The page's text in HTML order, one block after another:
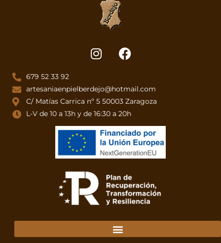
679 52 33 92
artesaniaenpielberdejo@hotmail.com
C/ Matías Carrica nº 5 50003 Zaragoza
L-V de 10 a 13h y de 16:30 a 20h